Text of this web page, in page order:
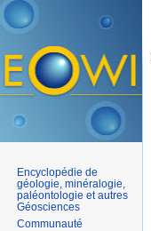
Encyclopédie de
géologie, minéralogie,
paléontologie et autres
Géosciences
Communauté